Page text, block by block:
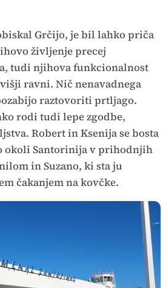
Grčijo, je bil lahko priča
življenje precej
tudi njihova funkcionalnost
ravni. Nič nenavadnega
raztovoriti prtljago.
rodi tudi lepe zgodbe,
Robert in Ksenija se bosta
okoli Santorinija v prihodnjih
in Suzano, ki sta ju
čakanjem na kovčke.